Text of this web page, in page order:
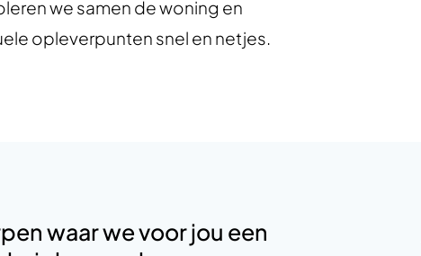
we samen de woning en
opleverpunten snel en netjes.
waar we voor jou een